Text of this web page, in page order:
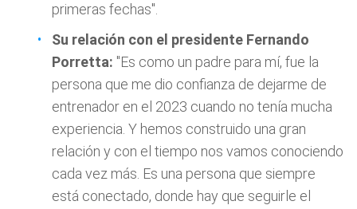
primeras fechas".
Su relación con el presidente Fernando
Porretta: "Es como un padre para mí, fue la
persona que me dio confianza de dejarme de
entrenador en el 2023 cuando no tenía mucha
experiencia. Y hemos construido una gran
relación y con el tiempo nos vamos conociendo
cada vez más. Es una persona que siempre
está conectado, donde hay que seguirle el